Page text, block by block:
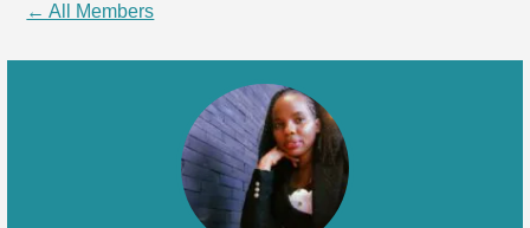
← All Members